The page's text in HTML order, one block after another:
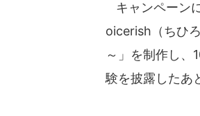
キャンペーン
oicerish（ちひ
～」を制作し、
験を披露したあ